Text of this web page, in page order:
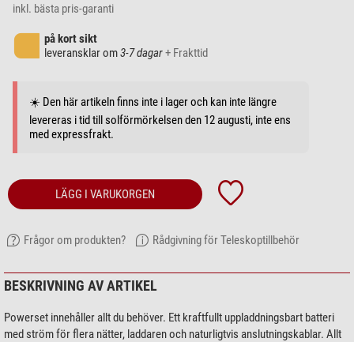
inkl. bästa pris-garanti
på kort sikt
leveransklar om3-7 dagar+ Frakttid
☀️ Den här artikeln finns inte i lager och kan inte längre
levereras i tid till solförmörkelsen den 12 augusti, inte ens
med expressfrakt.
LÄGG I VARUKORGEN
Frågor om produkten? Rådgivning för Teleskoptillbehör
BESKRIVNING AV ARTIKEL
Powerset innehåller allt du behöver. Ett kraftfullt uppladdningsbart batteri
med ström för flera nätter, laddaren och naturligtvis anslutningskablar. Allt